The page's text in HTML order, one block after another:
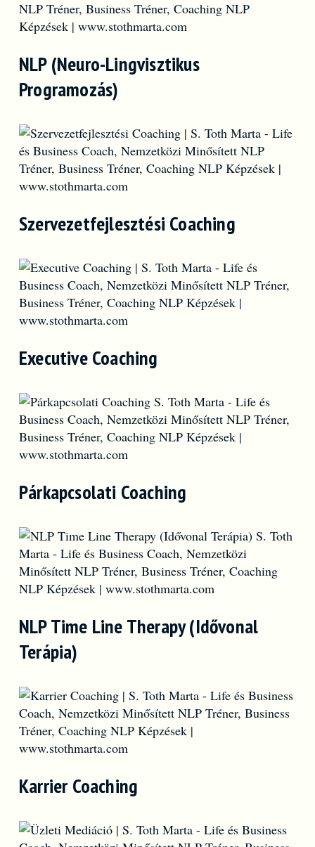
NLP (Neuro-Lingvisztikus
Programozás)
Szervezetfejlesztési Coaching
Executive Coaching
Párkapcsolati Coaching
NLP Time Line Therapy (Idővonal
Terápia)
Karrier Coaching